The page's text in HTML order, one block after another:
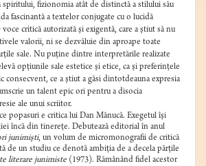
fizionomia atât de distinctă a stilului său
fascinantă a textelor conjugate cu o lucidă
critică autorizată şi exigentă, care a ştiut să nu
valorii, ni se dezvăluie din aproape toate
sale. Nu puţine dintre interpretările realizate
opţiunile sale estetice şi etice, ca şi preferinţele
consecvent, ce a ştiut a găsi dintotdeauna expresia
un talent epic ori pentru a disocia
ale unui scriitor.
popasuri e critica lui Dan Mănucă. Exegetul îşi
încă din tinereţe. Debutează editorial în anul
junimişti, un volum de micromonografii de critică
de un studiu ce denotă ambiţia de a decela părţile
literare junimiste (1973). Rămânând fidel acestor